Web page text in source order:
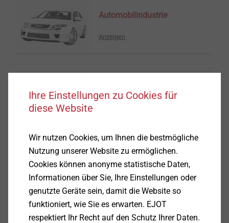
Automobilindustrie
Anzeigen
Medizintechnik
Erneuerbare Energien, Klima,
Heizung
Anzeigen
Ihre Einstellungen zu Cookies für
diese Website
Wir nutzen Cookies, um Ihnen die bestmögliche
Nutzung unserer Website zu ermöglichen.
Cookies können anonyme statistische Daten,
Informationen über Sie, Ihre Einstellungen oder
genutzte Geräte sein, damit die Website so
funktioniert, wie Sie es erwarten. EJOT
respektiert Ihr Recht auf den Schutz Ihrer Daten.